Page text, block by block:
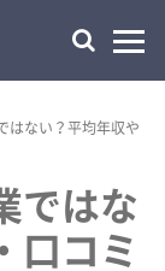
はない？平均年収や
ではな
口コミ